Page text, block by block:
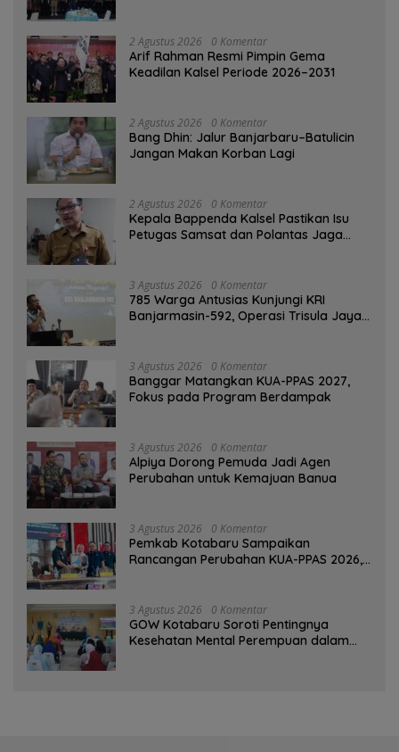
2 Agustus 2026 0 Komentar
Arif Rahman Resmi Pimpin Gema
Keadilan Kalsel Periode 2026–2031
2 Agustus 2026 0 Komentar
Bang Dhin: Jalur Banjarbaru–Batulicin
Jangan Makan Korban Lagi
2 Agustus 2026 0 Komentar
Kepala Bappenda Kalsel Pastikan Isu
Petugas Samsat dan Polantas Jaga
3 Agustus 2026 0 Komentar
785 Warga Antusias Kunjungi KRI
Banjarmasin-592, Operasi Trisula Jaya
3 Agustus 2026 0 Komentar
‎Banggar Matangkan KUA-PPAS 2027,
Fokus pada Program Berdampak
3 Agustus 2026 0 Komentar
‎Alpiya Dorong Pemuda Jadi Agen
Perubahan untuk Kemajuan Banua ‎
3 Agustus 2026 0 Komentar
Pemkab Kotabaru Sampaikan
Rancangan Perubahan KUA-PPAS 2026,
3 Agustus 2026 0 Komentar
GOW Kotabaru Soroti Pentingnya
Kesehatan Mental Perempuan dalam